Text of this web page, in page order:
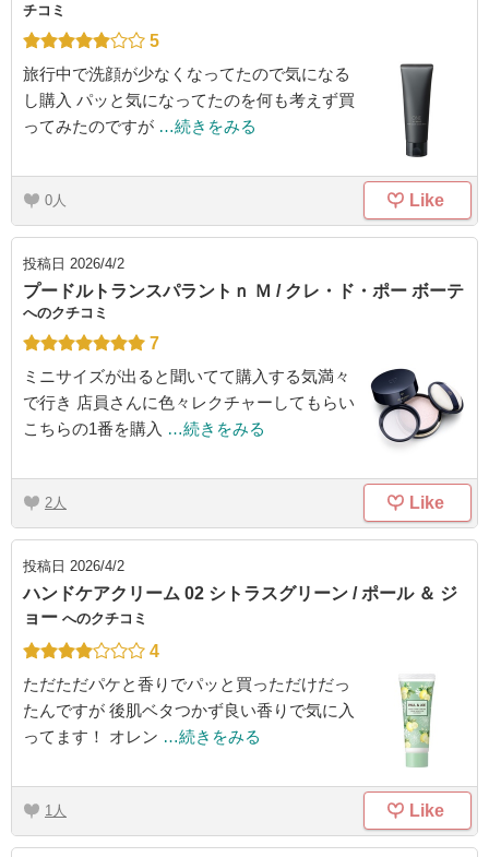
チコミ
5
旅行中で洗顔が少なくなってたので気になる
し購入 パッと気になってたのを何も考えず買
ってみたのですが …続きをみる
0 Like
投稿日 2026/4/2
プードルトランスパラントｎ Ｍ / クレ・ド・ポー ボーテ
へのクチコミ
7
ミニサイズが出ると聞いてて購入する気満々
で行き 店員さんに色々レクチャーしてもらい
こちらの1番を購入 …続きをみる
2 Like
投稿日 2026/4/2
ハンドケアクリーム 02 シトラスグリーン / ポール ＆ ジ
ョー へのクチコミ
4
ただただパケと香りでパッと買っただけだっ
たんですが 後肌ベタつかず良い香りで気に入
ってます！ オレン …続きをみる
1 Like